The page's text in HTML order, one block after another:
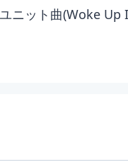
ニット曲(Woke Up